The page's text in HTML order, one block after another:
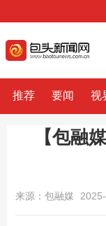
推荐 要闻 视
【包融
来源：包融媒